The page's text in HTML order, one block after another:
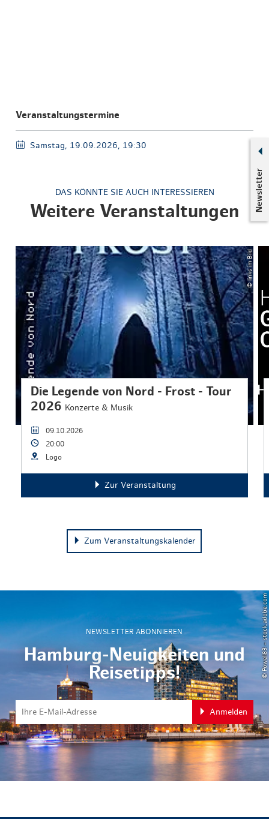
Newsletter
Veranstaltungstermine
Samstag, 19.09.2026, 19:30
DAS KÖNNTE SIE AUCH INTERESSIEREN
Weitere Veranstaltungen
© links im Bild
Die Legende von Nord - Frost - Tour
2026 Konzerte & Musik
09.10.2026
20:00
Logo
Zur Veranstaltung
Zum Veranstaltungskalender
NEWSLETTER ABONNIEREN
Hamburg-Neuigkeiten und
Reisetipps!
Anmelden
© Powell83 – stock.adobe.com